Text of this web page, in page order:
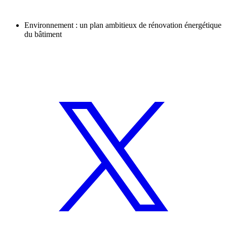
Environnement : un plan ambitieux de rénovation énergétique
du bâtiment